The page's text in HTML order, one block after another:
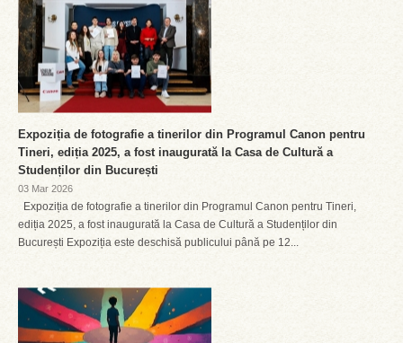
Expoziția de fotografie a tinerilor din Programul Canon pentru
Tineri, ediția 2025, a fost inaugurată la Casa de Cultură a
Studenților din București
03 Mar 2026
Expoziția de fotografie a tinerilor din Programul Canon pentru Tineri,
ediția 2025, a fost inaugurată la Casa de Cultură a Studenților din
București Expoziția este deschisă publicului până pe 12...